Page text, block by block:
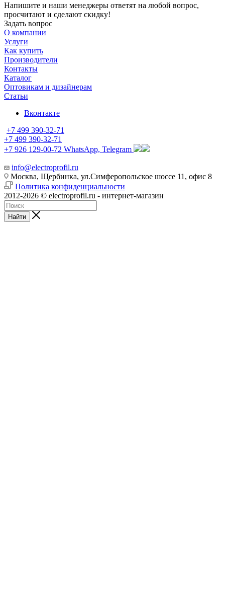
Напишите и наши менеджеры ответят на любой вопрос,
просчитают и сделают скидку!
Задать вопрос
О компании
Услуги
Как купить
Производители
Контакты
Каталог
Оптовикам и дизайнерам
Статьи
Вконтакте
+7 499 390-32-71
+7 499 390-32-71
+7 926 129-00-72 WhatsApp, Telegram
info@electroprofil.ru
Москва, Щербинка, ул.Симферопольское шоссе 11, офис 8
Политика конфиденциальности
2012-2026 © electroprofil.ru - интернет-магазин
Найти